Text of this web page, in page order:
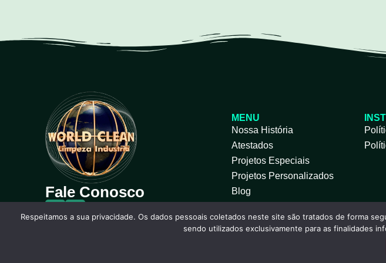
Fale Conosco
MENU
Nossa História
Atestados
Projetos Especiais
Projetos Personalizados
Blog
Todos os Direitos
Respeitamos a sua privacidade. Os dados pessoais coletados neste site são tratados de forma
sendo utilizados exclusivamente para as finalidades